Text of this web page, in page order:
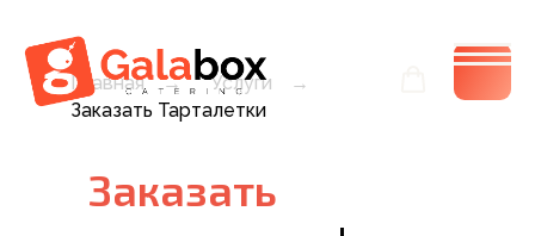
Главная → Услуги
→
Заказать Тарталетки
Заказать